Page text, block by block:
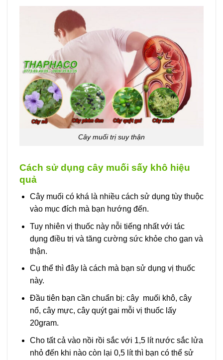
Cây muối trị suy thận
Cách sử dụng cây muối sấy khô hiệu
quả
Cây muối có khá là nhiều cách sử dụng tùy thuộc
vào mục đích mà bạn hướng đến.
Tuy nhiên vị thuốc này nỗi tiếng nhất với tác
dụng điều trị và tăng cường sức khỏe cho gan và
thận.
Cụ thể thì đây là cách mà bạn sử dụng vị thuốc
này.
Đầu tiên bạn cần chuẩn bị: cây muối khô, cây
nổ, cây mực, cây quýt gai mỗi vị thuốc lấy
20gram.
Cho tất cả vào nồi rồi sắc với 1,5 lít nước sắc lửa
nhỏ đến khi nào còn lại 0,5 lít thì bạn có thể sử